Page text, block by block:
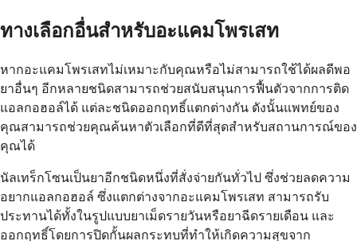
ทางเลือกอื่นสำหรับอะแคมโพรเสท
หากอะแคมโพรเสทไม่เหมาะกับคุณหรือไม่สามารถใช้ได้ผลดีพอ
ยาอื่นๆ อีกหลายชนิดสามารถช่วยสนับสนุนการฟื้นตัวจากการติด
แอลกอฮอล์ได้ แต่ละชนิดออกฤทธิ์แตกต่างกัน ดังนั้นแพทย์ของ
คุณสามารถช่วยคุณค้นหาตัวเลือกที่ดีที่สุดสำหรับสถานการณ์ของ
คุณได้
นัลเทร็กโซนเป็นยาอีกชนิดหนึ่งที่สั่งจ่ายกันทั่วไป ซึ่งช่วยลดความ
อยากแอลกอฮอล์ ซึ่งแตกต่างจากอะแคมโพรเสท สามารถรับ
ประทานได้ทั้งในรูปแบบยาเม็ดรายวันหรือยาฉีดรายเดือน และ
ออกฤทธิ์โดยการปิดกั้นผลกระทบที่ทำให้เกิดความสุขจาก